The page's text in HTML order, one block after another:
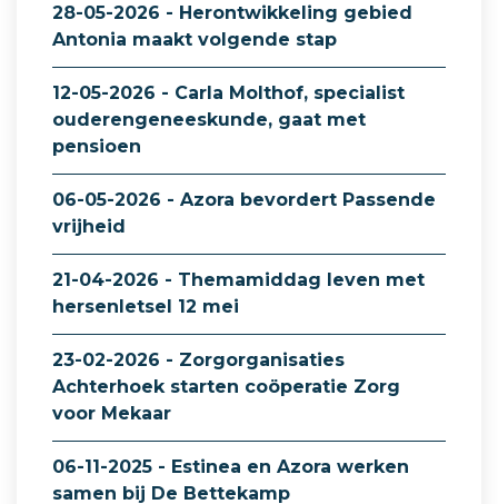
28-05-2026 - Herontwikkeling gebied
Antonia maakt volgende stap
12-05-2026 - Carla Molthof, specialist
ouderengeneeskunde, gaat met
pensioen
06-05-2026 - Azora bevordert Passende
vrijheid
21-04-2026 - Themamiddag leven met
hersenletsel 12 mei
23-02-2026 - Zorgorganisaties
Achterhoek starten coöperatie Zorg
voor Mekaar
06-11-2025 - Estinea en Azora werken
samen bij De Bettekamp